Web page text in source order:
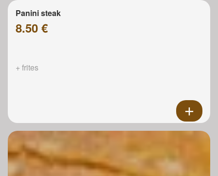
Panini steak
8.50 €
+ frites